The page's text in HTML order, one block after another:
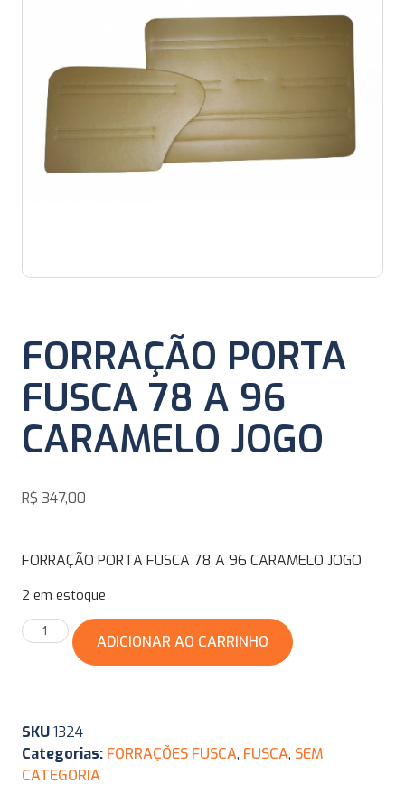
FORRAÇÃO PORTA
FUSCA 78 A 96
CARAMELO JOGO
R$ 347,00
FORRAÇÃO PORTA FUSCA 78 A 96 CARAMELO JOGO
2 em estoque
ADICIONAR AO CARRINHO
SKU1324
Categorias: FORRAÇÕES FUSCA, FUSCA, SEM
CATEGORIA